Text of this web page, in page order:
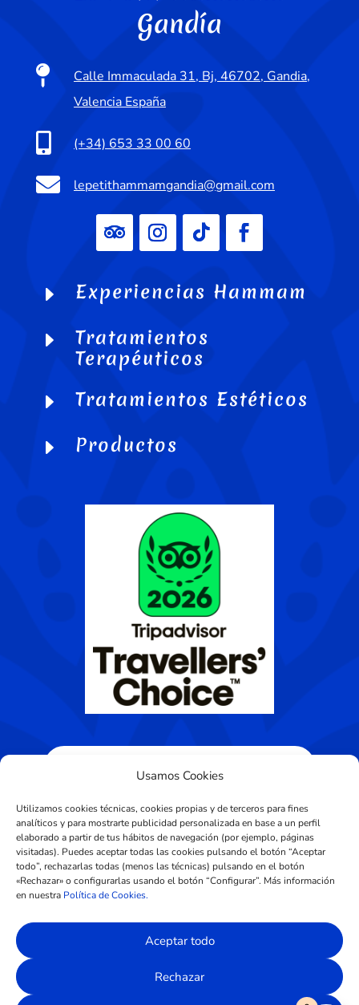
Usamos Cookies
Utilizamos cookies técnicas, cookies propias y de terceros para fines
analíticos y para mostrarte publicidad personalizada en base a un perfil
elaborado a partir de tus hábitos de navegación (por ejemplo, páginas
visitadas). Puedes aceptar todas las cookies pulsando el botón “Aceptar
todo”, rechazarlas todas (menos las técnicas) pulsando en el botón
«Rechazar» o configurarlas usando el botón “Configurar”. Más información
en nuestra Política de Cookies.
Aceptar todo
Rechazar
Gandía

Calle Immaculada 31, Bj, 46702, Gandia,
Valencia España
 (+34) 653 33 00 60
 lepetithammamgandia@gmail.com
E
Experiencias Hammam
E
Tratamientos
Terapéuticos
E
Tratamientos Estéticos
E
Productos
Diseñado porCROS Solutions
|Política de Privacidad
Derecho de